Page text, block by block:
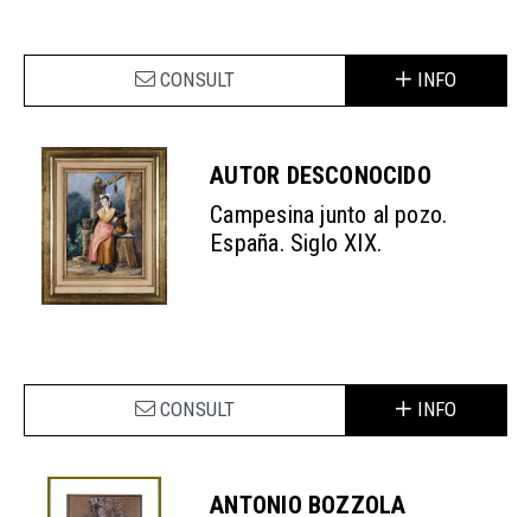
CONSULT INFO
AUTOR DESCONOCIDO
Campesina junto al pozo.
España. Siglo XIX.
CONSULT INFO
ANTONIO BOZZOLA